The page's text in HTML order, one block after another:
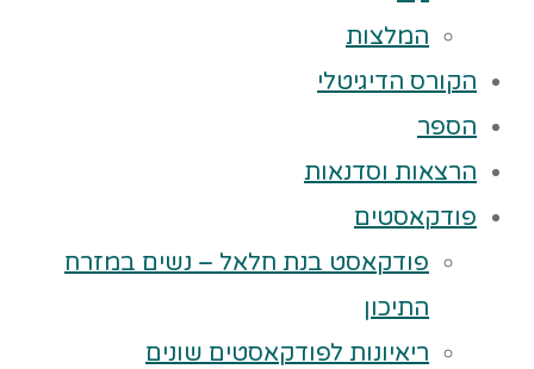
המלצות
הקורס הדיגיטלי
הספר
הרצאות וסדנאות
פודקאסטים
פודקאסט בנת חלאל – נשים במזרח
התיכון
ריאיונות לפודקאסטים שונים